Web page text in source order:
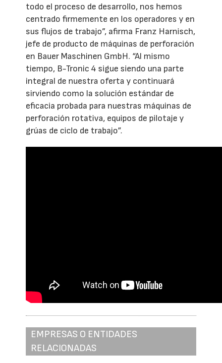
todo el proceso de desarrollo, nos hemos
centrado firmemente en los operadores y en
sus flujos de trabajo”, afirma Franz Harnisch,
jefe de producto de máquinas de perforación
en Bauer Maschinen GmbH. “Al mismo
tiempo, B-Tronic 4 sigue siendo una parte
integral de nuestra oferta y continuará
sirviendo como la solución estándar de
eficacia probada para nuestras máquinas de
perforación rotativa, equipos de pilotaje y
grúas de ciclo de trabajo”.
EMPRESAS O ENTIDADES
RELACIONADAS